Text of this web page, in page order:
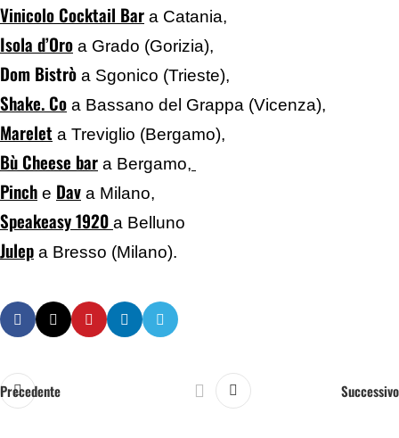
Vinicolo Cocktail Bar a Catania,
Isola d’Oro a Grado (Gorizia),
Dom Bistrò a Sgonico (Trieste),
Shake. Co a Bassano del Grappa (Vicenza),
Marelet a Treviglio (Bergamo),
Bù Cheese bar a Bergamo,
Pinch e Dav a Milano,
Speakeasy 1920 a Belluno
Julep a Bresso (Milano).
Precedente Successivo